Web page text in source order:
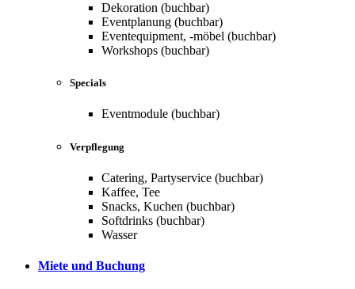
Dekoration (buchbar)
Eventplanung (buchbar)
Eventequipment, -möbel (buchbar)
Workshops (buchbar)
Specials
Eventmodule (buchbar)
Verpflegung
Catering, Partyservice (buchbar)
Kaffee, Tee
Snacks, Kuchen (buchbar)
Softdrinks (buchbar)
Wasser
Miete und Buchung